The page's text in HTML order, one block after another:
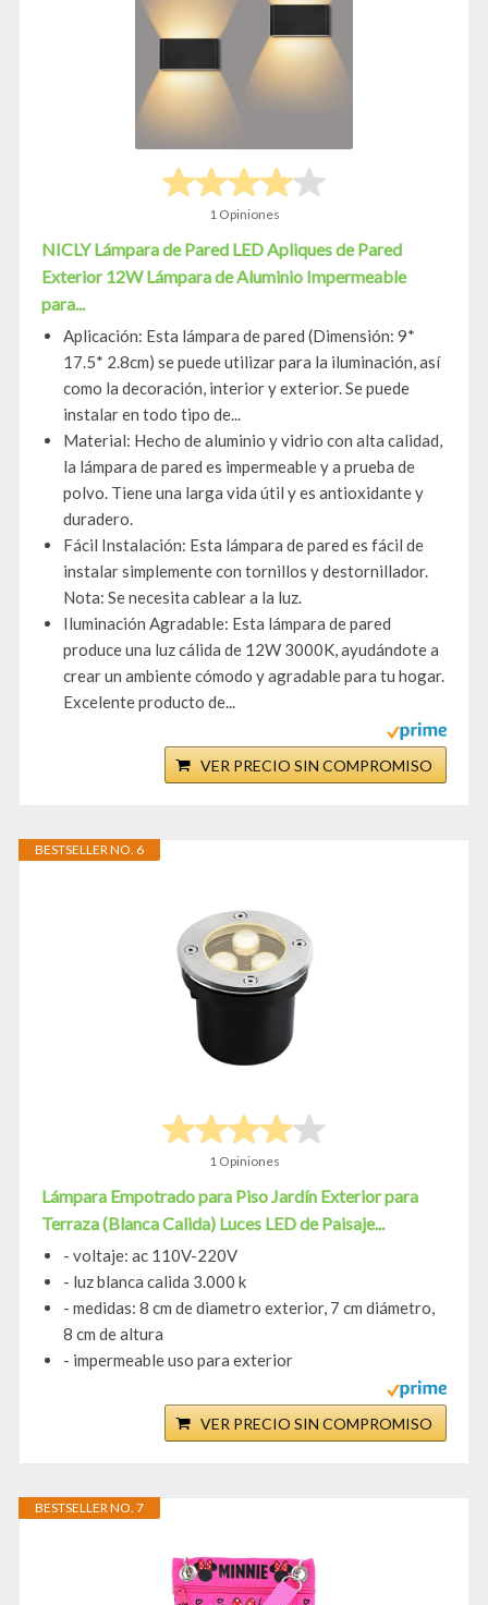
1 Opiniones
NICLY Lámpara de Pared LED Apliques de Pared
Exterior 12W Lámpara de Aluminio Impermeable
para...
Aplicación: Esta lámpara de pared (Dimensión: 9*
17.5* 2.8cm) se puede utilizar para la iluminación, así
como la decoración, interior y exterior. Se puede
instalar en todo tipo de...
Material: Hecho de aluminio y vidrio con alta calidad,
la lámpara de pared es impermeable y a prueba de
polvo. Tiene una larga vida útil y es antioxidante y
duradero.
Fácil Instalación: Esta lámpara de pared es fácil de
instalar simplemente con tornillos y destornillador.
Nota: Se necesita cablear a la luz.
Iluminación Agradable: Esta lámpara de pared
produce una luz cálida de 12W 3000K, ayudándote a
crear un ambiente cómodo y agradable para tu hogar.
Excelente producto de...
VER PRECIO SIN COMPROMISO
BESTSELLER NO. 6
1 Opiniones
Lámpara Empotrado para Piso Jardín Exterior para
Terraza (Blanca Calida) Luces LED de Paisaje...
- voltaje: ac 110V-220V
- luz blanca calida 3.000 k
- medidas: 8 cm de diametro exterior, 7 cm diámetro,
8 cm de altura
- impermeable uso para exterior
VER PRECIO SIN COMPROMISO
BESTSELLER NO. 7